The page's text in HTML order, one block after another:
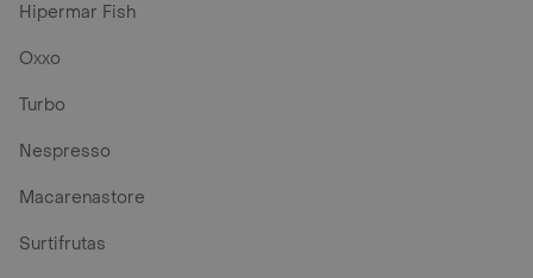
Hipermar Fish
Oxxo
Turbo
Nespresso
Macarenastore
Surtifrutas